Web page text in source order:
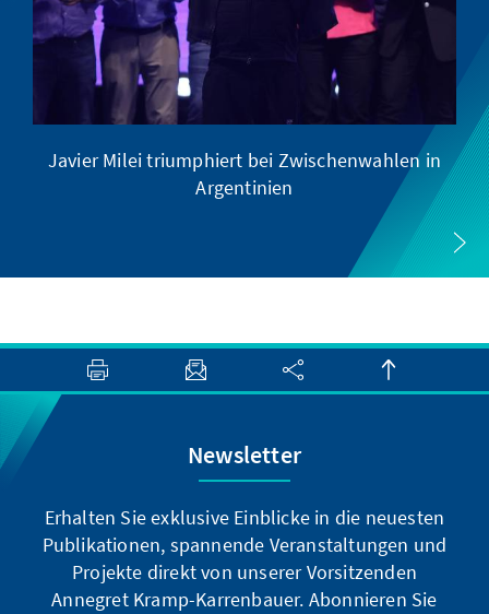
Javier Milei triumphiert bei Zwischenwahlen in
Argentinien
Newsletter
Erhalten Sie exklusive Einblicke in die neuesten
Publikationen, spannende Veranstaltungen und
Projekte direkt von unserer Vorsitzenden
Annegret Kramp-Karrenbauer. Abonnieren Sie